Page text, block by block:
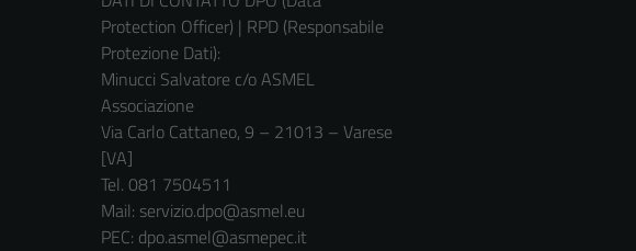
Protection Officer) | RPD (Responsabile
Protezione Dati):
Minucci Salvatore c/o ASMEL
Associazione
Via Carlo Cattaneo, 9 – 21013 – Varese
[VA]
Tel. 081 7504511
Mail: servizio.dpo@asmel.eu
PEC: dpo.asmel@asmepec.it